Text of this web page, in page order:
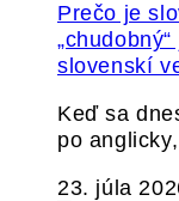
Prečo je
slovenskí
Keď sa
po
23. júla